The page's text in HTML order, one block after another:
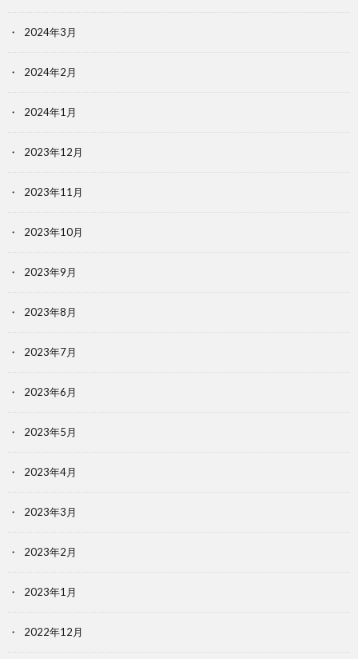
2024年3月
2024年2月
2024年1月
2023年12月
2023年11月
2023年10月
2023年9月
2023年8月
2023年7月
2023年6月
2023年5月
2023年4月
2023年3月
2023年2月
2023年1月
2022年12月